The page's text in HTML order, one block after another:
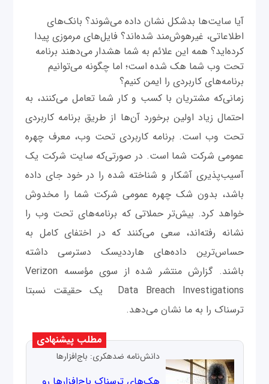
آیا سایت‌ها بدشکل نشان داده می‌شوند؟ بانک‌های
اطلاعاتی، غیرهوش‌مند شده‌اند؟ فایل‌های مرموزی پیدا
کرده‌اید؟ همه این علائم به شما هشدار می‌دهند برنامه
تحت وب شما هک شده است؛ اما چگونه می‌توانیم
برنامه‌های کاربردی را ایمن کنیم؟
زمانی‌که مشتریان با کسب و کار شما تعامل می‌کنند، به
احتمال زیاد اولین برخورد آن‌ها از طریق برنامه کاربردی
تحت وب است. برنامه کاربردی تحت وب، معرف چهره
عمومی شرکت شما است. در صورتی‌که سایت شرکت یک
آسیب‌پذیری آشکار و شناخته شده را در خود جای داده
باشد، بدون شک چهره عمومی شرکت شما را مخدوش
خواهد کرد. بیش‌تر حملاتی که برنامه‌های تحت وب را
نشانه رفته‌اند، سعی می‌کنند که در اختفای کامل به
حساس‌ترین داده‌های هارددیسک دسترسی داشته
باشند. گزارش منتشر شده از سوی مؤسسه Verizon
Data Breach Investigations یک حقیقت نسبتا
ترسناک را به ما نشان می‌دهد.
مطلب پیشنهادی
دانش‌نامه ضدهکری: باج‌افزارها